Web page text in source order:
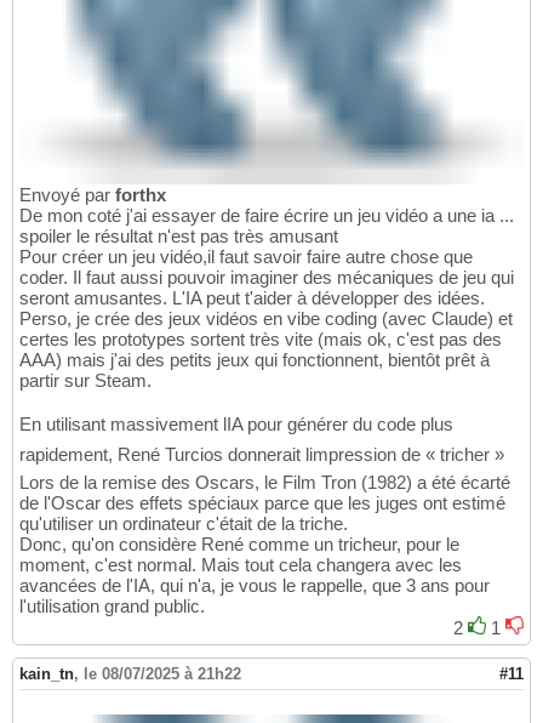
Envoyé par forthx
De mon coté j'ai essayer de faire écrire un jeu vidéo a une ia ...
spoiler le résultat n'est pas très amusant
Pour créer un jeu vidéo,il faut savoir faire autre chose que
coder. Il faut aussi pouvoir imaginer des mécaniques de jeu qui
seront amusantes. L'IA peut t'aider à développer des idées.
Perso, je crée des jeux vidéos en vibe coding (avec Claude) et
certes les prototypes sortent très vite (mais ok, c'est pas des
AAA) mais j'ai des petits jeux qui fonctionnent, bientôt prêt à
partir sur Steam.
En utilisant massivement lIA pour générer du code plus
rapidement, René Turcios donnerait limpression de « tricher »
Lors de la remise des Oscars, le Film Tron (1982) a été écarté
de l'Oscar des effets spéciaux parce que les juges ont estimé
qu'utiliser un ordinateur c'était de la triche.
Donc, qu'on considère René comme un tricheur, pour le
moment, c'est normal. Mais tout cela changera avec les
avancées de l'IA, qui n'a, je vous le rappelle, que 3 ans pour
l'utilisation grand public.
2
1
kain_tn, le 08/07/2025 à 21h22 #11